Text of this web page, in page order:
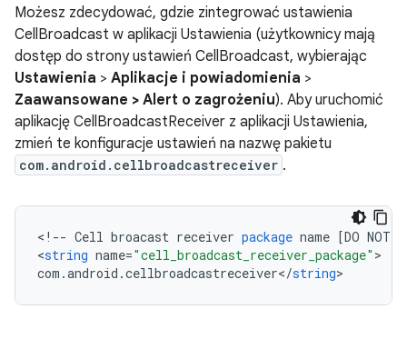
Możesz zdecydować, gdzie zintegrować ustawienia
CellBroadcast w aplikacji Ustawienia (użytkownicy mają
dostęp do strony ustawień CellBroadcast, wybierając
Ustawienia > Aplikacje i powiadomienia >
Zaawansowane > Alert o zagrożeniu). Aby uruchomić
aplikację CellBroadcastReceiver z aplikacji Ustawienia,
zmień te konfiguracje ustawień na nazwę pakietu
com.android.cellbroadcastreceiver .
< ! -- Cell broacast receiver package name [DO NOT
<string name="cell_broadcast_receiver_package"
com .android .cellbroadcastreceiver</string